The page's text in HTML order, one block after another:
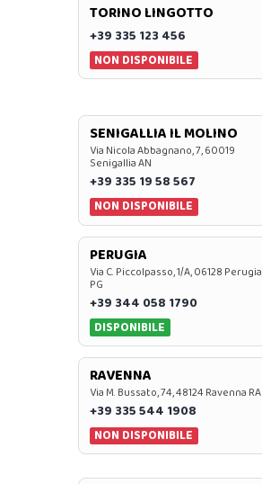
TORINO LINGOTTO
+39 335 123 456
NON DISPONIBILE
SENIGALLIA IL MOLINO
Via Nicola Abbagnano, 7, 60019
Senigallia AN
+39 335 19 58 567
NON DISPONIBILE
PERUGIA
Via C. Piccolpasso, 1/A, 06128 Perugia
PG
+39 344 058 1790
DISPONIBILE
RAVENNA
Via M. Bussato, 74, 48124 Ravenna RA
+39 335 544 1908
NON DISPONIBILE